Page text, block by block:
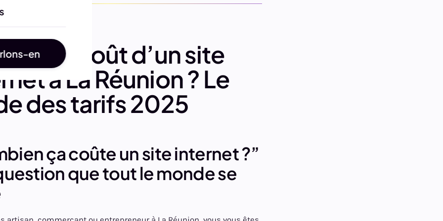
en
est le coût d’un site
à La Réunion ? Le
des tarifs 2025
ça coûte un site internet ?”
que tout le monde se